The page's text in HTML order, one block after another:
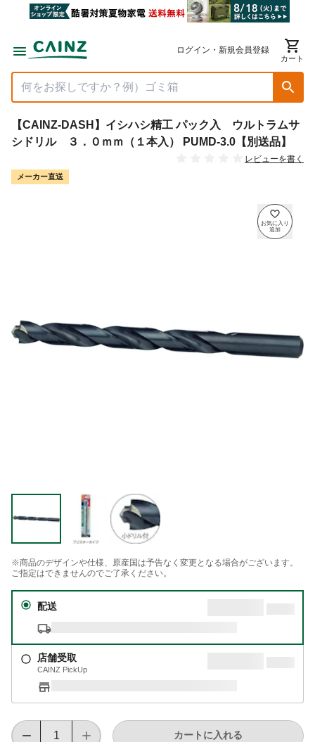
ログイン・新規会員登録
カート
【CAINZ-DASH】イシハシ精工 パック入 ウルトラムサ
シドリル ３．０ｍｍ（１本入） PUMD-3.0【別送品】
レビューを書く
メーカー直送
※商品のデザインや仕様、原産国は予告なく変更となる場合がございます。
ご指定はできませんのでご了承ください。
配送
店舗受取
CAINZ PickUp
カートに入れる